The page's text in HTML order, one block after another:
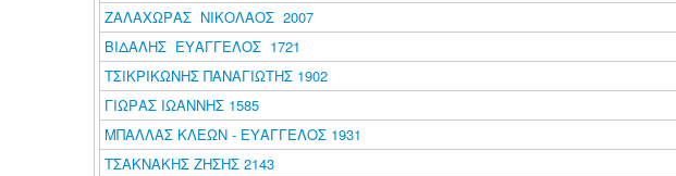
ΖΑΛΑΧΩΡΑΣ ΝΙΚΟΛΑΟΣ 2007
ΒΙΔΑΛΗΣ ΕΥΑΓΓΕΛΟΣ 1721
ΤΣΙΚΡΙΚΩΝΗΣ ΠΑΝΑΓΙΩΤΗΣ 1902
ΓΙΩΡΑΣ ΙΩΑΝΝΗΣ 1585
ΜΠΑΛΛΑΣ ΚΛΕΩΝ - ΕΥΑΓΓΕΛΟΣ 1931
ΤΣΑΚΝΑΚΗΣ ΖΗΣΗΣ 2143